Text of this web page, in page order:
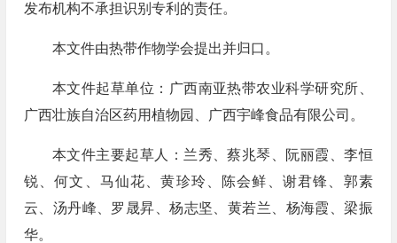
发布机构不承担识别专利的责任。
本文件由热带作物学会提出并归口。
本文件起草单位：广西南亚热带农业科学研究所、
广西壮族自治区药用植物园、广西宇峰食品有限公司。
本文件主要起草人：兰秀、蔡兆琴、阮丽霞、李恒
锐、何文、马仙花、黄珍玲、陈会鲜、谢君锋、郭素
云、汤丹峰、罗晟昇、杨志坚、黄若兰、杨海霞、梁振
华。